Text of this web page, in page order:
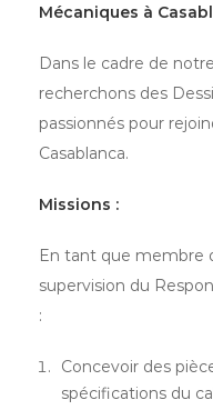
Mécaniques à
Dans le cadre de
recherchons des
passionnés pour
Casablanca.
Missions :
En tant que membre
supervision du
:
Concevoir des
spécifications du